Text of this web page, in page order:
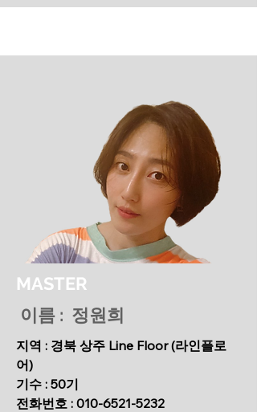
MASTER
이름 : 정원희
지역 : 경북 상주 Line Floor (라인플로
어)
기수 : 50기
​전화번호 : 010-6521-5232